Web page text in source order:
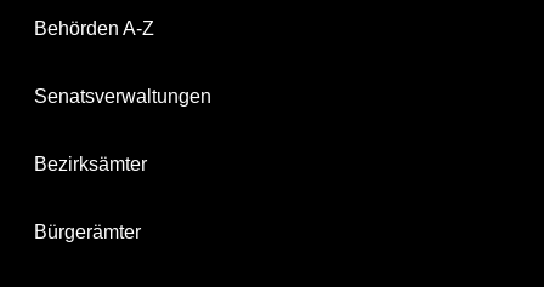
Behörden A-Z
Senatsverwaltungen
Bezirksämter
Bürgerämter